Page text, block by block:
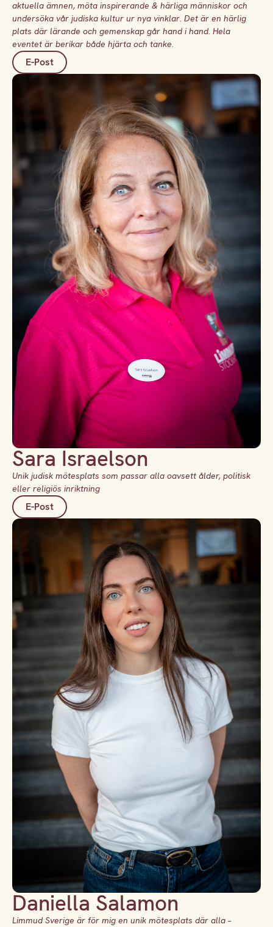
aktuella ämnen, möta inspirerande & härliga människor och
undersöka vår judiska kultur ur nya vinklar. Det är en härlig
plats där lärande och gemenskap går hand i hand. Hela
eventet är berikar både hjärta och tanke.
E-Post
Sara Israelson
Unik judisk mötesplats som passar alla oavsett ålder, politisk
eller religiös inriktning
E-Post
Daniella Salamon
Limmud Sverige är för mig en unik mötesplats där alla –